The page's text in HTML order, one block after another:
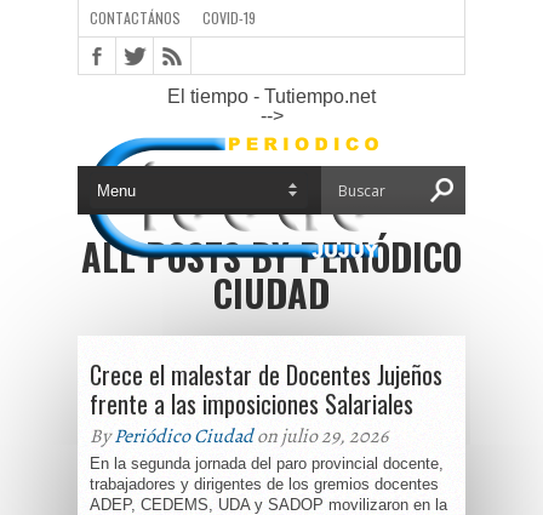
CONTACTÁNOS COVID-19
El tiempo - Tutiempo.net
-->
ALL POSTS BY PERIÓDICO
CIUDAD
Crece el malestar de Docentes Jujeños
frente a las imposiciones Salariales
ByPeriódico Ciudadon julio 29, 2026
En la segunda jornada del paro provincial docente,
trabajadores y dirigentes de los gremios docentes
ADEP, CEDEMS, UDA y SADOP movilizaron en la